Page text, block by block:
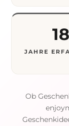
18
JAHRE
Ob